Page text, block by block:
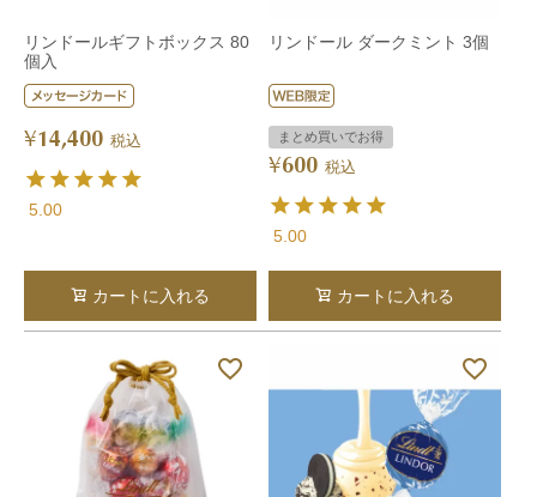
リンドールギフトボックス 80
個入
¥14,400 税込
5.00
カートに入れる
リンドール ダークミント 3個
まとめ買いでお得
¥600 税込
5.00
カートに入れる